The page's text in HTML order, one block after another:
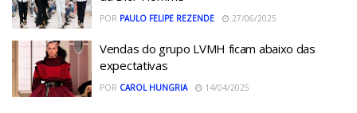
POR PAULO FELIPE REZENDE 27/06/2025
Vendas do grupo LVMH ficam abaixo das
expectativas
POR CAROL HUNGRIA 14/04/2025